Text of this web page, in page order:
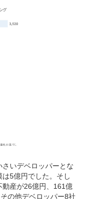
いデベロッパーとな
5億円でした。そし
動産が26億円、161億
の他デベロッパー8社